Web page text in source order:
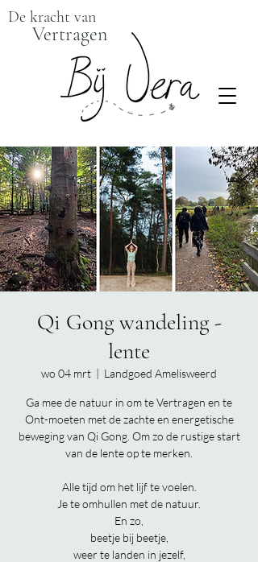
De kracht van
Vertragen
Qi Gong wandeling -
lente
wo 04 mrt
  |
Landgoed Amelisweerd
Ga mee de natuur in om te Vertragen en te
Ont-moeten met de zachte en energetische
beweging van Qi Gong. Om zo de rustige start
van de lente op te merken.
Alle tijd om het lijf te voelen.
Je te omhullen met de natuur.
En zo,
beetje bij beetje,
weer te landen in jezelf,